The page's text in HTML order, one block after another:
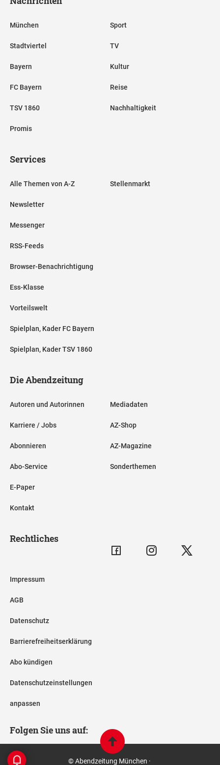
München
Stadtviertel
Bayern
FC Bayern
TSV 1860
Promis
Sport
TV
Kultur
Reise
Nachhaltigkeit
Services
Alle Themen von A-Z
Newsletter
Messenger
RSS-Feeds
Browser-Benachrichtigung
Ess-Klasse
Vorteilswelt
Spielplan, Kader FC Bayern
Spielplan, Kader TSV 1860
Stellenmarkt
Die Abendzeitung
Autoren und Autorinnen
Karriere / Jobs
Abonnieren
Abo-Service
E-Paper
Kontakt
Mediadaten
AZ-Shop
AZ-Magazine
Sonderthemen
Rechtliches
Impressum
AGB
Datenschutz
Barrierefreiheitserklärung
Abo kündigen
Datenschutzeinstellungen
anpassen
Folgen Sie uns auf:
© Abendzeitung München ·